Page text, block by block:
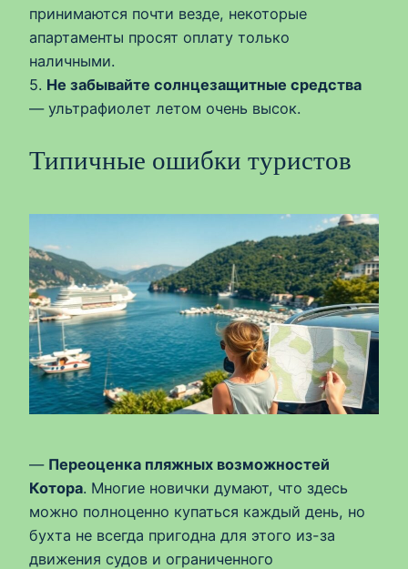
принимаются почти везде, некоторые
апартаменты просят оплату только
наличными.
5. Не забывайте солнцезащитные средства
— ультрафиолет летом очень высок.
Типичные ошибки туристов
— Переоценка пляжных возможностей
Котора. Многие новички думают, что здесь
можно полноценно купаться каждый день, но
бухта не всегда пригодна для этого из-за
движения судов и ограниченного